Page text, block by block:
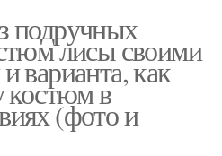
подручных
лисы своими
варианта, как
костюм в
(фото и